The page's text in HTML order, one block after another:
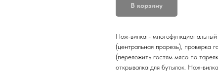
В корзину
Нож-вилка -
(центральная прорезь), проверка
(переложить гостям мясо по
открывалка для бутылок. Нож-